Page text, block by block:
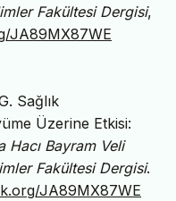
Fakültesi Dergisi,
JA89MX87WE
Sağlık
Üzerine Etkisi:
Hacı Bayram Veli
Fakültesi Dergisi.
JA89MX87WE